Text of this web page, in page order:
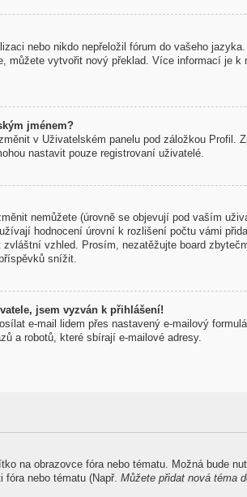
nebo nikdo nepřeložil fórum do vašeho
můžete vytvořit nový překlad. Více informací je
jménem?
v Uživatelském panelu pod záložkou
nastavit pouze registrovaní uživatelé.
nemůžete (úrovně se objevují pod vaším
hodnocení úrovní k rozlišení počtu vámi
vzhled. Prosím, nezatěžujte board
snížit.
jsem vyzván k přihlášení!
e-mail lidem přes nastavený e-mailový
a robotů, které sbírají e-mailové adresy.
na obrazovce fóra nebo tématu. Možná bude
nebo tématu (Např. Můžete přidat nová téma